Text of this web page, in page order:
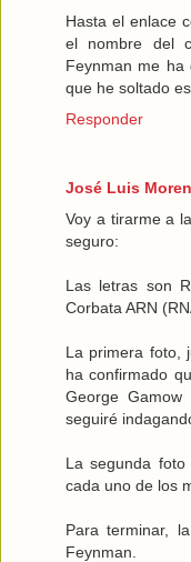
Hasta el enlace
el nombre del
Feynman me ha
que he soltado
Responder
José Luis
Voy a tirarme a
seguro:
Las letras son
Corbata ARN
La primera foto,
ha confirmado
George
seguiré
La segunda
cada uno de los
Para terminar,
Feynman.